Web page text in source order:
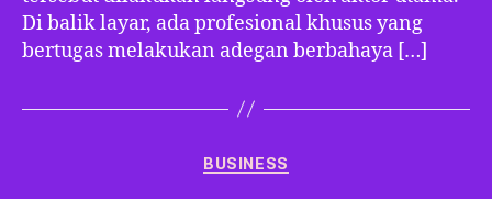
Di balik layar, ada profesional khusus yang
bertugas melakukan adegan berbahaya […]
Categories
BUSINESS